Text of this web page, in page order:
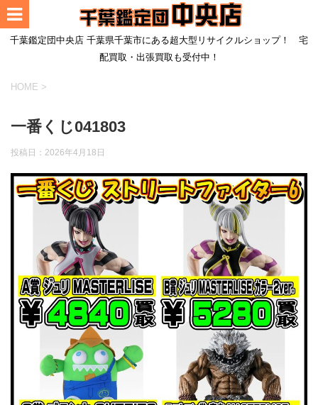
千葉鑑定団中央店 千葉県千葉市にある超大型リサイクルショップ！ 宅
配買取・出張買取も受付中！
HOME >
一番くじ041803
投稿日： 2026年4月18日